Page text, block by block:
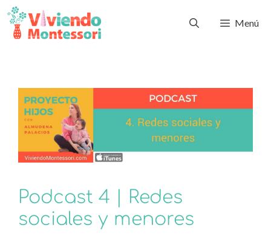
Menú
Podcast 4 | Redes
sociales y menores